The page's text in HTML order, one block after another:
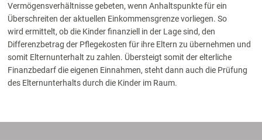
Vermögensverhältnisse gebeten, wenn Anhaltspunkte für ein
Überschreiten der aktuellen Einkommensgrenze vorliegen. So
wird ermittelt, ob die Kinder finanziell in der Lage sind, den
Differenzbetrag der Pflegekosten für ihre Eltern zu übernehmen und
somit Elternunterhalt zu zahlen. Übersteigt somit der elterliche
Finanzbedarf die eigenen Einnahmen, steht dann auch die Prüfung
des Elternunterhalts durch die Kinder im Raum.